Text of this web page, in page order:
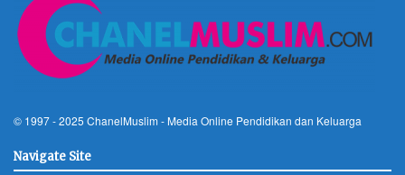
© 1997 - 2025 ChanelMuslim - Media Online Pendidikan dan Keluarga
Navigate Site